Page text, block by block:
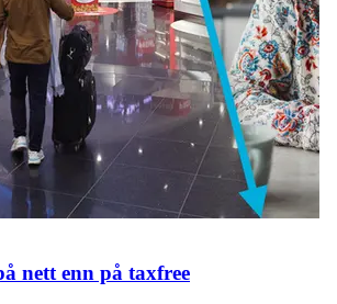
nett enn på taxfree